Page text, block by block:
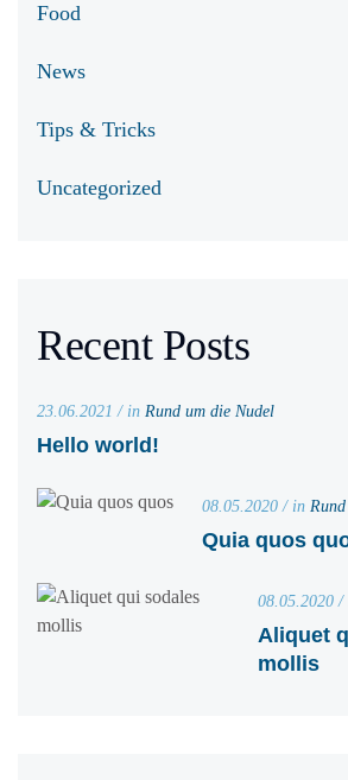
Food
News
Tips & Tricks
Uncategorized
Recent Posts
23.06.2021 / in Rund um die Nudel
Hello world!
08.05.2020 / in
Quia quos
08.05.2020 /
Aliquet
mollis